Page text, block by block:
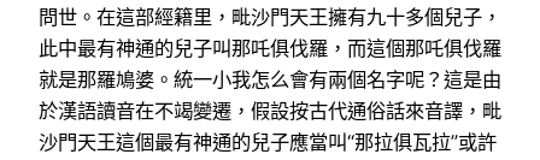
問世。在這部經籍里，毗沙門天王擁有九十多個兒子，
此中最有神通的兒子叫那吒俱伐羅，而這個那吒俱伐羅
就是那羅鳩婆。統一小我怎么會有兩個名字呢？這是由
於漢語讀音在不竭變遷，假設按古代通俗話來音譯，毗
沙門天王這個最有神通的兒子應當叫“那拉俱瓦拉”或許